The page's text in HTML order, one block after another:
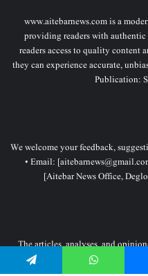
www.aitebarnews.com is a
providing readers with
readers access to quality content
they can experience accurate,
Publication:
We welcome your feedback,
• Email:
[Aitebar News Office,
The articles, analyses, and
solely represent the personal